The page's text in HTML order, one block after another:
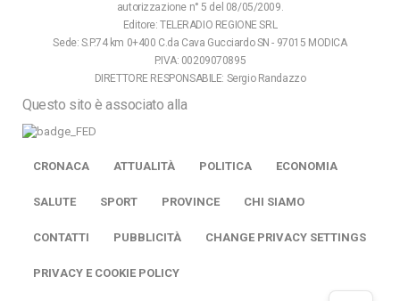
autorizzazione n° 5 del 08/05/2009.
Editore: TELERADIO REGIONE SRL
Sede: S.P.74 km 0+400 C.da Cava Gucciardo SN - 97015 MODICA
P.IVA: 00209070895
DIRETTORE RESPONSABILE: Sergio Randazzo
Questo sito è associato alla
CRONACA ATTUALITÀ POLITICA ECONOMIA
SALUTE SPORT PROVINCE CHI SIAMO
CONTATTI PUBBLICITÀ CHANGE PRIVACY SETTINGS
PRIVACY E COOKIE POLICY